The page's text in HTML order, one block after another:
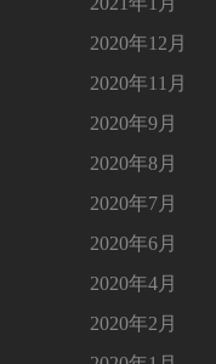
2020年12月
2020年11月
2020年9月
2020年8月
2020年7月
2020年6月
2020年4月
2020年2月